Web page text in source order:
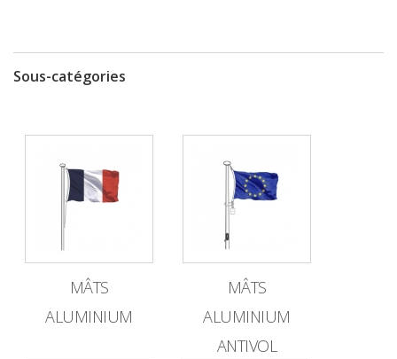
Sous-catégories
MÂTS
ALUMINIUM
MÂTS
ALUMINIUM
ANTIVOL